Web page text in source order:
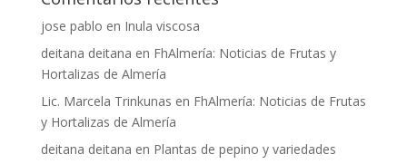
jose pablo en Inula viscosa
deitana deitana en FhAlmería: Noticias de Frutas y
Hortalizas de Almería
Lic. Marcela Trinkunas en FhAlmería: Noticias de Frutas
y Hortalizas de Almería
deitana deitana en Plantas de pepino y variedades